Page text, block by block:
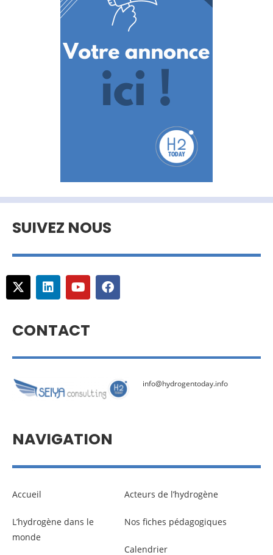
SUIVEZ NOUS
CONTACT
info@hydrogentoday.info
NAVIGATION
Accueil
L’hydrogène dans le
monde
Acteurs de l’hydrogène
Nos fiches pédagogiques
Calendrier